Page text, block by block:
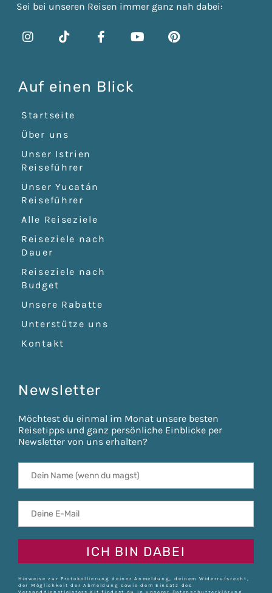
Sei bei unseren Reisen immer ganz nah dabei:
Auf einen Blick
Startseite
Über uns
Unser Istrien
Reiseführer
Unser Yucatán
Reiseführer
Alle Reiseziele
Reiseziele nach
Dauer
Reiseziele nach
Budget
Unsere Rabatte
Unterstütze uns
Kontakt
Newsletter
Möchtest du einmal im Monat unsere besten
Reisetipps und ganz persönliche Einblicke per
Newsletter von uns erhalten?
ICH BIN DABEI
Hinweise zur Protokollierung deiner Anmeldung, deinem Widerrufsrecht,
der Möglichkeit der Abmeldung sowie dem Einsatz des